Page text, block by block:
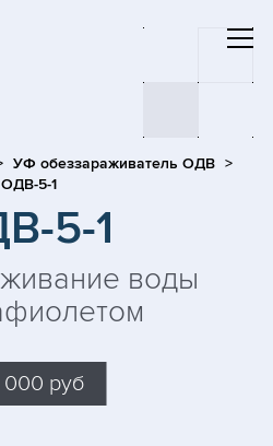
УФ обеззараживатель ОДВ
ОДВ-5-1
5-1
воды
руб